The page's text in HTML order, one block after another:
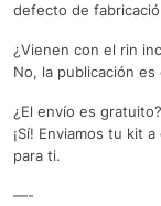
defecto de
¿Vienen con el rin
No, la publicación
¿El envío es gratuito?
¡Sí! Enviamos tu kit
para ti.
—-